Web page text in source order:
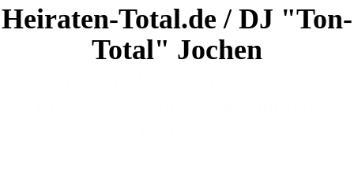
Heiraten-Total.de / DJ "Ton-
Total" Jochen